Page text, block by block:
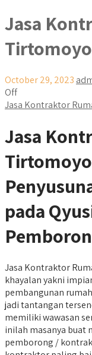
Jasa
Tirtomoyo
October 29, 2023
Off
Jasa Kontraktor
Jasa
pada
Jasa Kontraktor
khayalan yakni
pembangunan
jadi tantangan
memiliki wawasan
inilah masanya buat
pemborong /